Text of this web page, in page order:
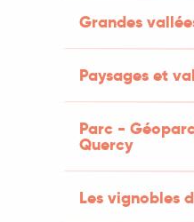
Grandes
Paysages et
Parc -
Quercy
Les vignobles
& Émile Joseph-Rignault,
Lapopie